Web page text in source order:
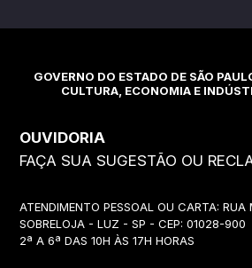
GOVERNO DO ESTADO DE SÃO
CULTURA, ECONOMIA E
OUVIDORIA
FAÇA SUA SUGESTÃO OU
ATENDIMENTO PESSOAL OU CARTA: RUA
SOBRELOJA - LUZ - SP - CEP: 01028-900
2ª A 6ª DAS 10H ÀS 17H HORAS